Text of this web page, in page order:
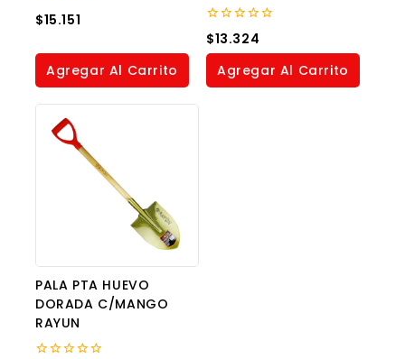
0
out
5
$15.151
Agregar Al Carrito
0
out
of
$13.324
Agregar Al Carrito
PALA PTA HUEVO
DORADA C/MANGO
RAYUN